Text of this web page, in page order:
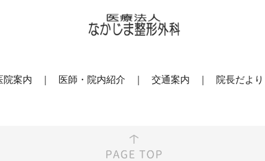
院案内 医師・院内紹介 交通案内 院長だより